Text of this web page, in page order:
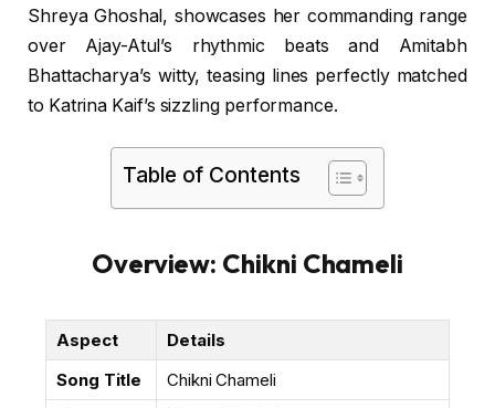
Shreya Ghoshal, showcases her commanding range
over Ajay-Atul’s rhythmic beats and Amitabh
Bhattacharya’s witty, teasing lines perfectly matched
to Katrina Kaif’s sizzling performance.
Table of Contents
Overview: Chikni Chameli
Aspect
Details
Song Title
Chikni Chameli